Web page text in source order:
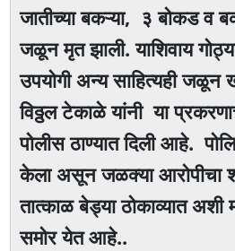
जातीच्या बकऱ्या, ३ बोकड व
जळून मृत झाली. याशिवाय
उपयोगी अन्य साहित्यही
विठ्ठल टेकाळे यांनी या
पोलीस ठाण्यात दिली आहे.
केला असून जळक्या आरोपीचा
तात्काळ बेड्या ठोकाव्यात
समोर येत आहे..